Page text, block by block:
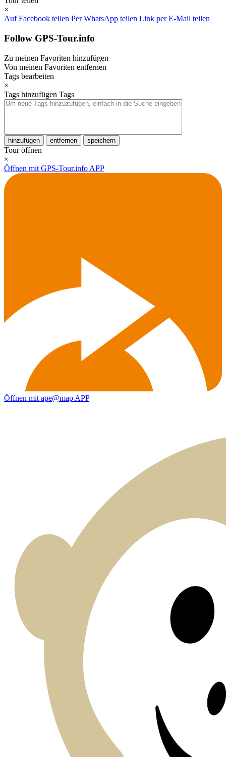
×
Auf Facebook teilen Per WhatsApp teilen Link per E-Mail teilen
Follow GPS-Tour.info
Zu meinen Favoriten hinzufügen
Von meinen Favoriten entfernen
Tags bearbeiten
×
Tags hinzufügen Tags
hinzufügen entfernen speichern
Tour öffnen
×
Öffnen mit GPS-Tour.info APP
Öffnen mit ape@map APP